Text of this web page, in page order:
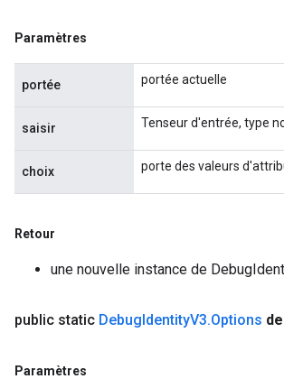
Paramètres
portée portée actuelle
saisir Tenseur d'entrée, type
choix porte des valeurs
Retour
une nouvelle instance de
public static DebugIdentityV3.Options
Paramètres